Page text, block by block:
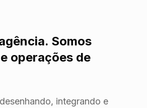
Somos
operações de
integrando e